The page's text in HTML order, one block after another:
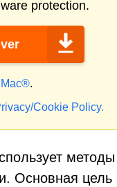
protection.
Mac®.
Cookie Policy.
Основная цель